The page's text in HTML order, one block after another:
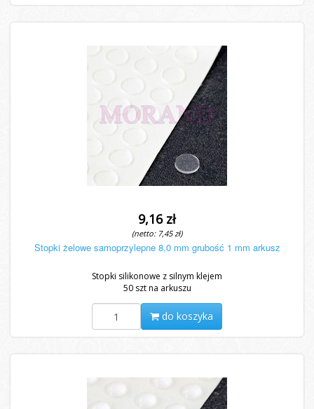
9,16 zł
(netto: 7,45 zł)
Stopki żelowe samoprzylepne 8,0 mm grubość 1 mm arkusz
Stopki silikonowe z silnym klejem
50 szt na arkuszu
do koszyka